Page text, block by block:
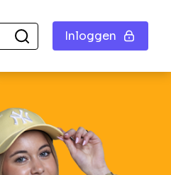
Inloggen